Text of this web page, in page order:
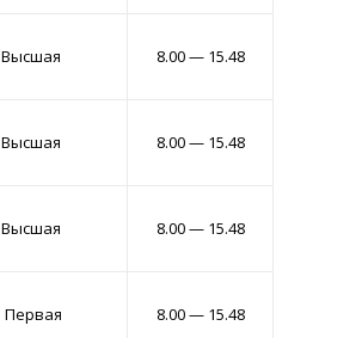
Высшая 8.00 — 15.48
Высшая 8.00 — 15.48
Высшая 8.00 — 15.48
Первая 8.00 — 15.48